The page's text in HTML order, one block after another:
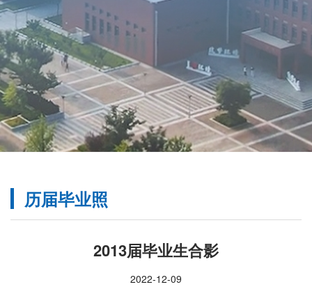
历届毕业照
2013届毕业生合影
2022-12-09